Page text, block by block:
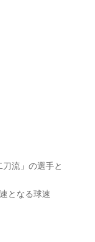
流」の選手と
となる球速